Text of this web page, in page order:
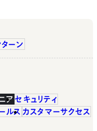
ーン
ア セキュリティ
ルス カスタマーサクセス